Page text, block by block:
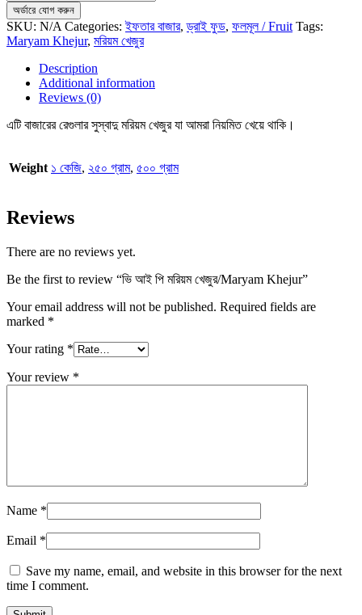
অর্ডারে যোগ করুন
SKU: N/A Categories:ইফতার বাজার,ড্রাই ফুড, ফলমূল / Fruit Tags:
Maryam Khejur, মরিয়ম খেজুর
Description
Additional information
Reviews (0)
এটি বাজারের রেগুলার সুস্বাদু মরিয়ম খেজুর যা আমরা নিয়মিত খেয়ে থাকি।
Weight ১ কেজি, ২৫০ গ্রাম, ৫০০ গ্রাম
Reviews
There are no reviews yet.
Be the first to review “ভি আই পি মরিয়ম খেজুর/Maryam Khejur”
Your email address will not be published. Required fields are
marked *
Your rating *
Your review *
Name *
Email *
Save my name, email, and website in this browser for the next
time I comment.